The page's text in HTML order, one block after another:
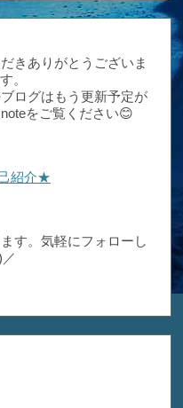
きありがとうございま
。
ログはもう更新予定が
をご覧ください😊
紹介★
す。気軽にフォローし